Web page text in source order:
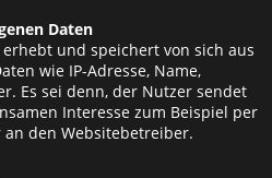
Daten
und speichert von sich aus
wie IP-Adresse, Name,
Es sei denn, der Nutzer sendet
Interesse zum Beispiel per
den Websitebetreiber.